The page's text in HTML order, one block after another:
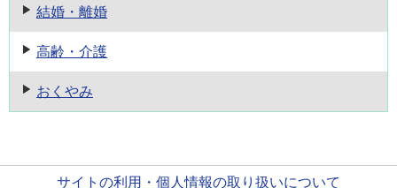
結婚・離婚
高齢・介護
おくやみ
サイトの利用・個人情報の取り扱いについて